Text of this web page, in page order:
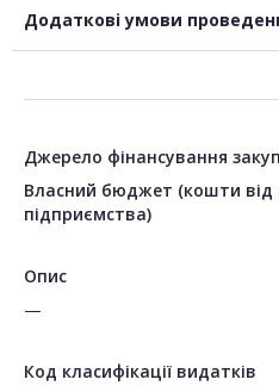
Додаткові умови
Джерело фінансування
Власний бюджет (кошти від
підприємства)
Опис
—
Код класифікації видатків